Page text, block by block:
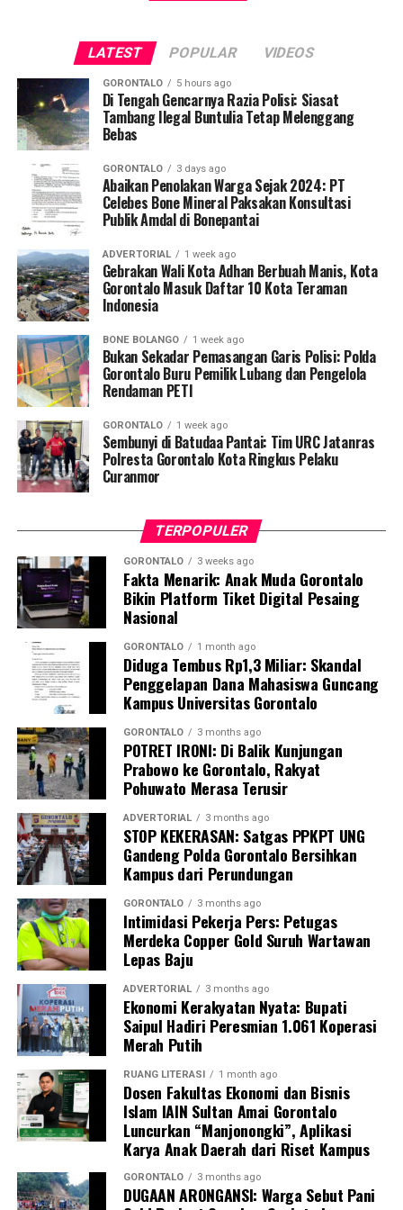
dibekali keterampilan mengidentifikasi tanda bahaya
kehamilan, memberikan pertolongan pertama maternal,
serta mengoordinasikan mekanisme rujukan cepat (
track referral
).
Koordinator Desa KKN Profesi Kesehatan UNG Desa
Hutadaa menekankan pentingnya posisi strategis kader
yang bersinggungan langsung dengan masyarakat
harian.
“Kader adalah pihak terdekat dengan ibu hamil dan
keluarganya. Melalui program ini, kami ingin
memastikan kader di Desa Hutadaa memiliki
kesiapsiagaan tinggi dalam mengenali
kegawatdaruratan kehamilan, terutama di tengah situasi
krisis bencana, serta mampu berkoordinasi secara efektif
dengan tenaga kesehatan,” jelasnya.
Selain sesi edukasi teknis, mahasiswa UNG turut
meluncurkanBuku Panduan Manajemen
Kegawatdaruratan Ibu Hamil pada Situasi Bencana
petunjuk praktis ini berfungsi sebagai pedoman standar
bagi kader dalam melakukan deteksi dini,
pendampingan, hingga skenario evakuasi ibu hamil
berisiko tinggi.
Dosen Pembimbing Lapangan (DPL) KKN Profesi
Kesehatan UNG menegaskan bahwa pemberdayaan
kader berbasis komunitas merupakan instrumen krusial
dalam mempercepat penurunan Angka Kematian Ibu
(AKI) dan Angka Kematian Anak (AKA).
“Penyelamatan jiwa ibu hamil saat bencana tidak bisa
hanya bergantung pada fasilitas kesehatan formal.
Harus ada sistem kesiapsiagaan berbasis masyarakat
yang solid. Kehadiran buku panduan ini memperjelas
alur koordinasi penanganan darurat di lapangan,” ujar
DPL KKN.
Pelatihan berlangsung interaktif lewat simulasi
penanganan awal, diskusi kasus, hingga penyamaan
persepsi peran keluarga dalam pengawasan masa
kehamilan.
InisiatifBUMIL TANGGUHmenjadi wujud nyata
komitmen KKN Profesi Kesehatan UNG 2026 dalam
mengoptimalkan pengawasan kehamilan risiko tinggi.
Melalui sinergi mahasiswa, kader, dan pemerintah desa,
UNG berharap terbangun sistem mitigasi kebencanan
maternal yang tanggap, terintegrasi, dan berkelanjutan.
LATEST POPULAR VIDEOS
GORONTALO 5 hours ago
Di Tengah Gencarnya Razia Polisi: Siasat
Tambang Ilegal Buntulia Tetap Melenggang
Bebas
GORONTALO 3 days ago
Abaikan Penolakan Warga Sejak 2024: PT
Celebes Bone Mineral Paksakan Konsultasi
Publik Amdal di Bonepantai
ADVERTORIAL 1 week ago
Gebrakan Wali Kota Adhan Berbuah Manis, Kota
Gorontalo Masuk Daftar 10 Kota Teraman
Indonesia
BONE BOLANGO 1 week ago
Bukan Sekadar Pemasangan Garis Polisi: Polda
Gorontalo Buru Pemilik Lubang dan Pengelola
Rendaman PETI
GORONTALO 1 week ago
Sembunyi di Batudaa Pantai: Tim URC Jatanras
Polresta Gorontalo Kota Ringkus Pelaku
Curanmor
TERPOPULER
GORONTALO 3 weeks ago
Fakta Menarik: Anak Muda Gorontalo
Bikin Platform Tiket Digital Pesaing
Nasional
GORONTALO 1 month ago
Diduga Tembus Rp1,3 Miliar: Skandal
Penggelapan Dana Mahasiswa Guncang
Kampus Universitas Gorontalo
GORONTALO 3 months ago
POTRET IRONI: Di Balik Kunjungan
Prabowo ke Gorontalo, Rakyat
Pohuwato Merasa Terusir
ADVERTORIAL 3 months ago
STOP KEKERASAN: Satgas PPKPT UNG
Gandeng Polda Gorontalo Bersihkan
Kampus dari Perundungan
GORONTALO 3 months ago
Intimidasi Pekerja Pers: Petugas
Merdeka Copper Gold Suruh Wartawan
Lepas Baju
ADVERTORIAL 3 months ago
Ekonomi Kerakyatan Nyata: Bupati
Saipul Hadiri Peresmian 1.061 Koperasi
Merah Putih
RUANG LITERASI 1 month ago
Dosen Fakultas Ekonomi dan Bisnis
Islam IAIN Sultan Amai Gorontalo
Luncurkan “Manjonongki”, Aplikasi
Karya Anak Daerah dari Riset Kampus
GORONTALO 3 months ago
DUGAAN ARONGANSI: Warga Sebut Pani